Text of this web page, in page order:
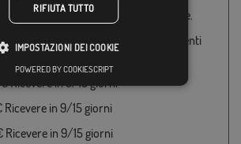
per uso esterno e made in Europe.
de la Bandera disponibile nelle seguenti
Ricevere in 9/15 giorni
in 9/15 giorni
in 9/15 giorni
RIFIUTA TUTTO
IMPOSTAZIONI DEI COOKIE
POWERED BY COOKIESCRIPT